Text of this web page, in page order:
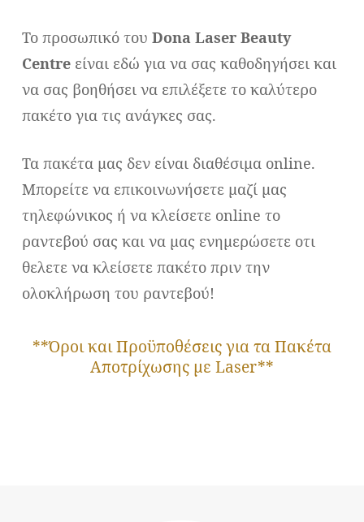
Το προσωπικό του Dona Laser Beauty
Centreείναι εδώ για να σας καθοδηγήσει και
να σας βοηθήσει να επιλέξετε το καλύτερο
πακέτο για τις ανάγκες σας.
Τα πακέτα μας δεν είναι διαθέσιμα online.
Μπορείτε να επικοινωνήσετε μαζί μας
τηλεφώνικος ή να κλείσετε online το
ραντεβού σας και να μας ενημερώσετε οτι
θελετε να κλείσετε πακέτο πριν την
ολοκλήρωση του ραντεβού!
**Όροι και Προϋποθέσεις για τα Πακέτα
Αποτρίχωσης με Laser**